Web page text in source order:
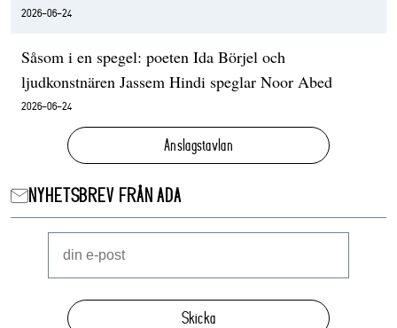
2026-06-24
Såsom i en spegel: poeten Ida Börjel och
ljudkonstnären Jassem Hindi speglar Noor Abed
2026-06-24
Anslagstavlan
NYHETSBREV FRÅN ADA
Skicka